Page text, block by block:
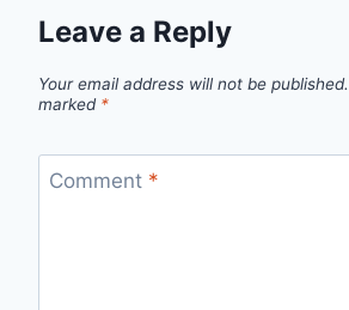
Leave a Reply
Your email address will not be published.
marked *
Comment *